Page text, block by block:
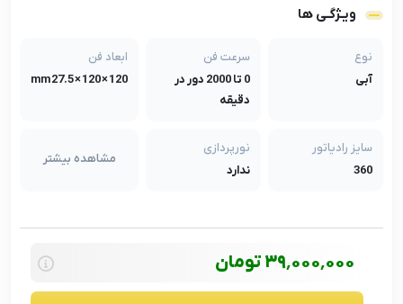
ویـژگـی ها
نوع
آبی
سرعت فن
0 تا 2000 دور در
دقیقه
ابعاد فن
120 × 120 × 27.5 mm
سایز رادیاتور
360
نورپردازی
ندارد
مشاهده بیشتر
39٬000٬000تومان